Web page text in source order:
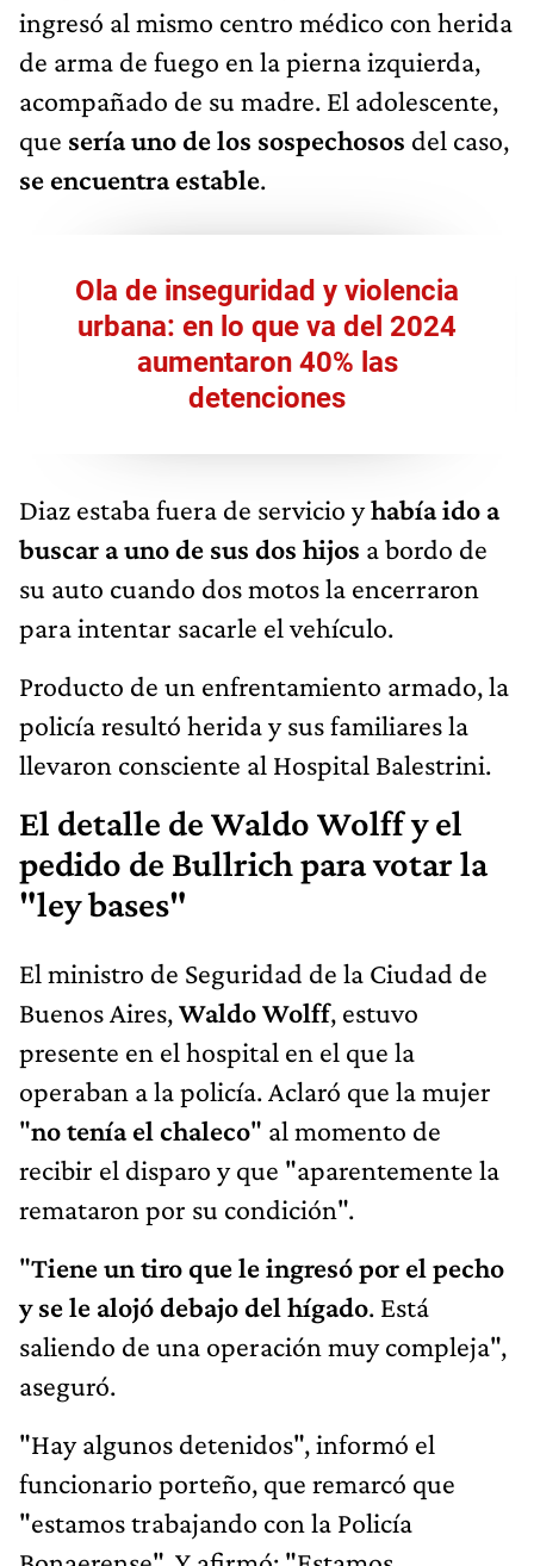
ingresó al mismo centro médico con herida
de arma de fuego en la pierna izquierda,
acompañado de su madre. El adolescente,
que sería uno de los sospechosos del caso,
se encuentra estable.
Ola de inseguridad y violencia
urbana: en lo que va del 2024
aumentaron 40% las
detenciones
Diaz estaba fuera de servicio yhabía ido a
buscar a uno de sus dos hijos a bordo de
su auto cuando dos motos la encerraron
para intentar sacarle el vehículo.
Producto de un enfrentamiento armado, la
policía resultó herida y sus familiares la
llevaron consciente al Hospital Balestrini.
El detalle de Waldo Wolff y el
pedido de Bullrich para votar la
"ley bases"
El ministro de Seguridad de la Ciudad de
Buenos Aires,Waldo Wolff, estuvo
presente en el hospital en el que la
operaban a la policía. Aclaró que la mujer
"no tenía el chaleco" al momento de
recibir el disparo y que "aparentemente la
remataron por su condición".
"Tiene un tiro que le ingresó por el pecho
y se le alojó debajo del hígado. Está
saliendo de una operación muy compleja",
aseguró.
"Hay algunos detenidos", informó el
funcionario porteño, que remarcó que
"estamos trabajando con la Policía